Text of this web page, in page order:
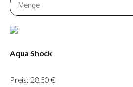
Aqua Shock
Preis: 28,50 €